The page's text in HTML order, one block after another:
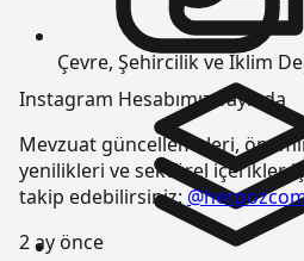
Instagram Hesabımız Yayında
Mevzuat güncellemeleri,
yenilikleri ve sektörel içerikler
takip edebilirsiniz:
2 ay önce
Çevre, Şehircilik ve İklim